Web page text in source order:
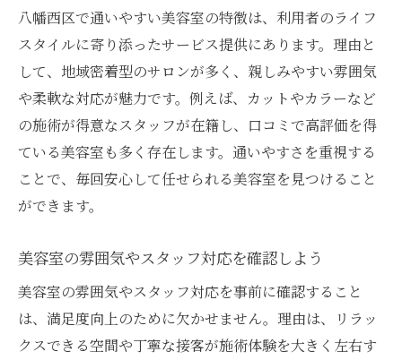
室
髪質改善に通いやすい美容室の選び方
美容室スタッフの提案力と髪の悩み相談
ヘアケア重視の美容室で満足度アップ
カットやカラーが得意な美容室を見極めるコツ
美容室のカット技術を見抜くポイント
カラーが上手い美容室選びの秘訣
美容室スタッフの資格や経験も要チェック
美容室の仕上がり写真で技術力を判断
忙しい女性に嬉しい通いやすい美容室特集
美容室の時短メニューで忙しい日々も安心
八幡西区で通いやすい美容室の特徴は、利用者のライフ
スタイルに寄り添ったサービス提供にあります。理由と
して、地域密着型のサロンが多く、親しみやすい雰囲気
や柔軟な対応が魅力です。例えば、カットやカラーなど
の施術が得意なスタッフが在籍し、口コミで高評価を得
ている美容室も多く存在します。通いやすさを重視する
ことで、毎回安心して任せられる美容室を見つけること
ができます。
美容室の雰囲気やスタッフ対応を確認しよう
美容室の雰囲気やスタッフ対応を事前に確認すること
は、満足度向上のために欠かせません。理由は、リラッ
クスできる空間や丁寧な接客が施術体験を大きく左右す